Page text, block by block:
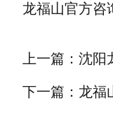
龙福山官方咨
上一篇：沈
下一篇：龙福